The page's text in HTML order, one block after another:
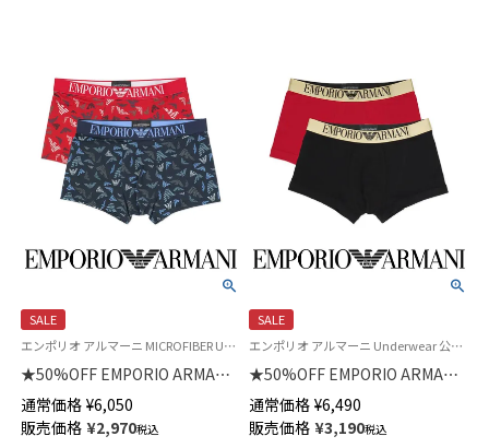
SALE
エンポリオ アルマーニ MICROFIBER Underwear 公式オンラインショップ 紳士 下着 無料ラッピング ブランド アンダーウェア
★50%OFF EMPORIO ARMANI
ALL OVER PRINTED マイクロ
ファイバー ボクサーパンツ 前
閉じ EUサイズ メンズ
通常価格 ¥6,050
販売価格 ¥2,970税込
SALE
エンポリオ アルマーニ Underwear 公式オンラインショップ 紳士 下着
★50%OFF EMPORIO ARMANI
シャイニーロゴ ボクサーパンツ
前閉じ EUサイズ メンズ
54095959
通常価格 ¥6,490
販売価格 ¥3,190税込